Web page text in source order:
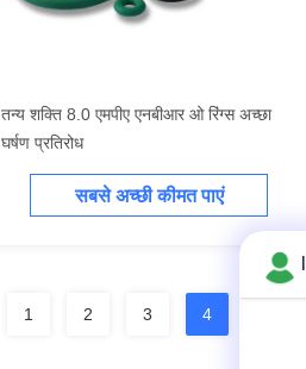
तन्य शक्ति 8.0 एमपीए एनबीआर ओ रिंग्स अच्छा
घर्षण प्रतिरोध
सबसे अच्छी कीमत पाएं
1 2 3 4